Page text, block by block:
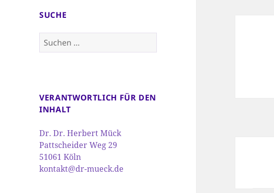
SUCHE
Suchen
nach:
VERANTWORTLICH FÜR DEN
INHALT
Dr. Dr. Herbert Mück
Pattscheider Weg 29
51061 Köln
kontakt@dr-mueck.de